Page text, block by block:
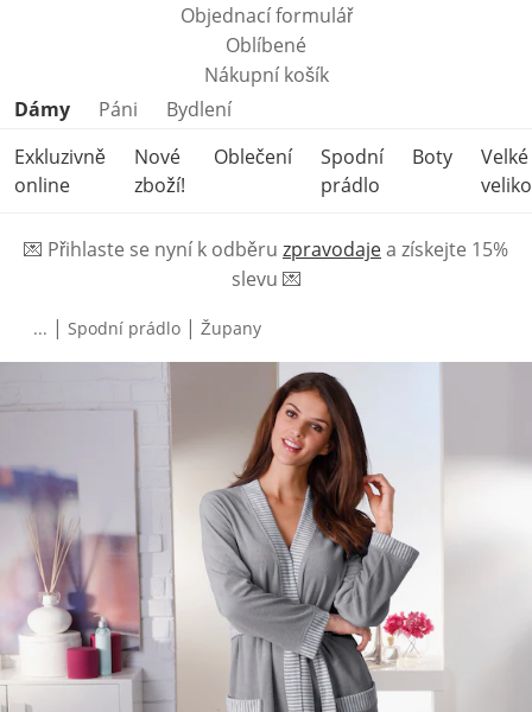
Objednací formulář
Oblíbené
Nákupní košík
Přeskočit kategorie produktů
Dámy Páni
Bydlení
Exkluzivně
online
Nové
zboží!
Oblečení
Spodní
prádlo
Boty
Velké
💌 Přihlaste se nyní k odběru zpravodajea získejte 15%
slevu 💌
... | Spodní prádlo | Župany